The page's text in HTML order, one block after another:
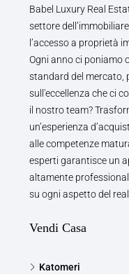
Babel Luxury Real
settore
l’accesso a proprietà
Ogni anno ci poniamo
standard del mercato,
sull'eccellenza che ci
il nostro team?
un’esperienza
alle competenze
esperti garantisce un
altamente
su ogni aspetto del
Vendi Casa
Katomeri